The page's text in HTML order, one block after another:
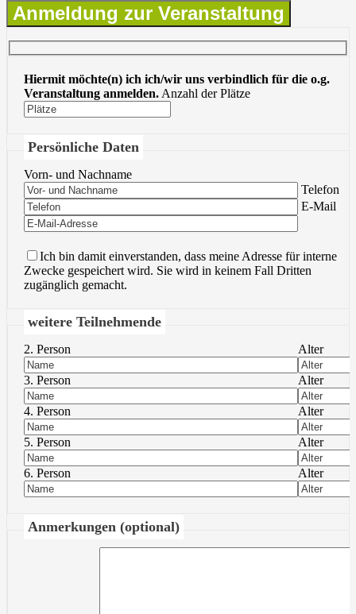
Anmeldung zur Veranstaltung
Hiermit möchte(n) ich ich/wir uns verbindlich für die o.g.
Veranstaltung anmelden.Anzahl der Plätze
Persönliche Daten
Vorn- und Nachname
Bitte lasse
Telefon
Bitte lasse
E-Mail
Ich bin damit einverstanden, dass meine Adresse für interne
Zwecke gespeichert wird. Sie wird in keinem Fall Dritten
zugänglich gemacht.
weitere Teilnehmende
2. Person Alter
3. Person Alter
4. Person Alter
5. Person Alter
6. Person Alter
Anmerkungen (optional)